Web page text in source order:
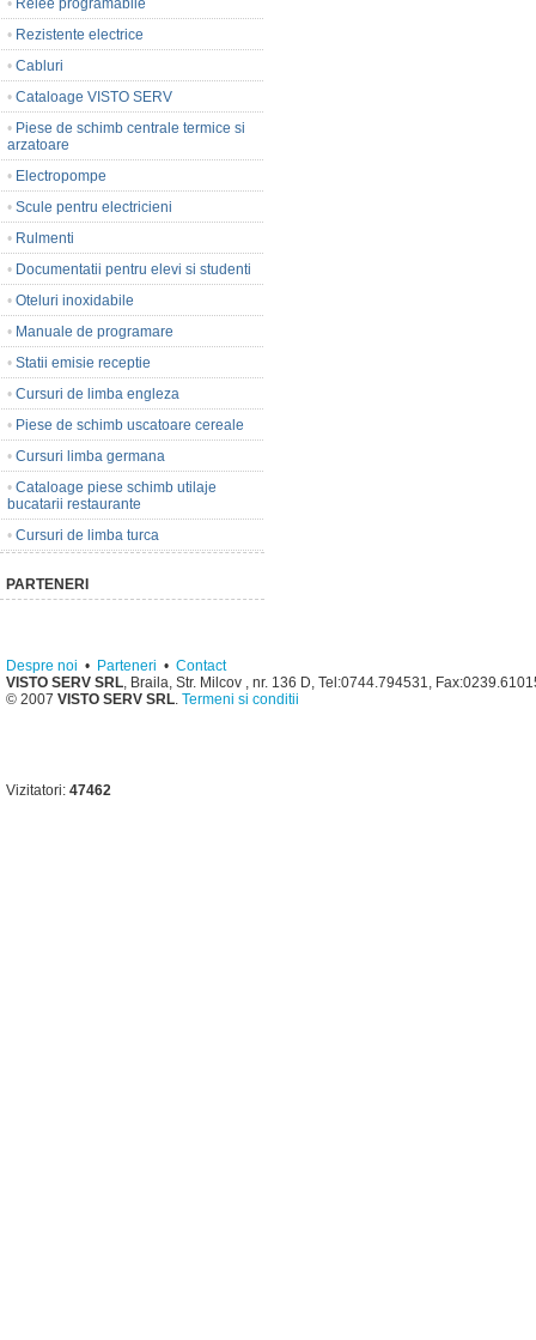
• Relee programabile
• Rezistente electrice
• Cabluri
• Cataloage VISTO SERV
• Piese de schimb centrale termice si
arzatoare
• Electropompe
• Scule pentru electricieni
• Rulmenti
• Documentatii pentru elevi si studenti
• Oteluri inoxidabile
• Manuale de programare
• Statii emisie receptie
• Cursuri de limba engleza
• Piese de schimb uscatoare cereale
• Cursuri limba germana
• Cataloage piese schimb utilaje
bucatarii restaurante
• Cursuri de limba turca
PARTENERI
Despre noi • Parteneri • Contact
VISTO SERV SRL, Braila, Str. Milcov , nr. 136 D, Tel:0744.794531,
© 2007 VISTO SERV SRL. Termeni si conditii
Vizitatori: 47462